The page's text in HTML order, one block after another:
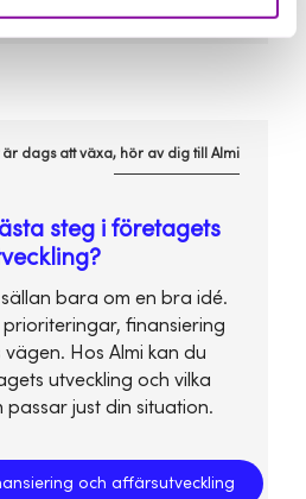
är dags att växa, hör av dig till Almi
steg i företagets
bara om en bra idé.
finansiering
Hos Almi kan du
utveckling och vilka
passar just din situation.
och affärsutveckling